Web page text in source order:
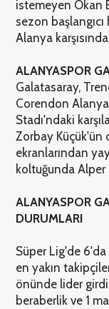
istemeyen Okan
sezon
Alanya
ALANYASPOR
Galatasaray,
Corendon
Stadı'ndaki
Zorbay Küçük'ün
ekranlarından
koltuğunda
ALANYASPOR
DURUMLARI
Süper Lig'de 6'da
en yakın
önünde lider
beraberlik ve 1